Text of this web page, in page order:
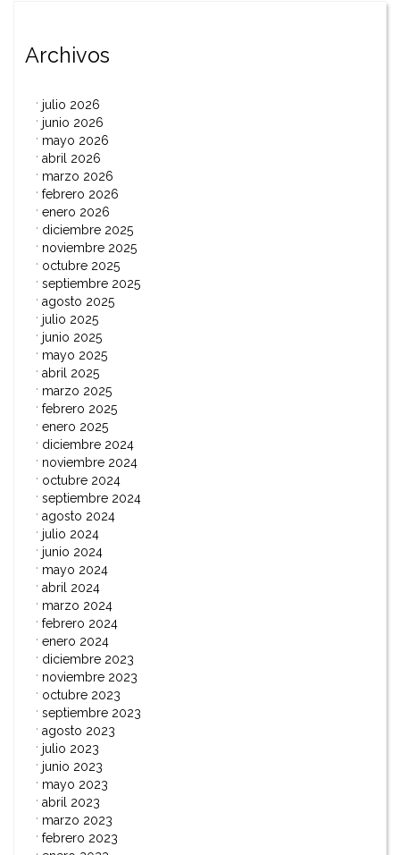
Archivos
julio 2026
junio 2026
mayo 2026
abril 2026
marzo 2026
febrero 2026
enero 2026
diciembre 2025
noviembre 2025
octubre 2025
septiembre 2025
agosto 2025
julio 2025
junio 2025
mayo 2025
abril 2025
marzo 2025
febrero 2025
enero 2025
diciembre 2024
noviembre 2024
octubre 2024
septiembre 2024
agosto 2024
julio 2024
junio 2024
mayo 2024
abril 2024
marzo 2024
febrero 2024
enero 2024
diciembre 2023
noviembre 2023
octubre 2023
septiembre 2023
agosto 2023
julio 2023
junio 2023
mayo 2023
abril 2023
marzo 2023
febrero 2023